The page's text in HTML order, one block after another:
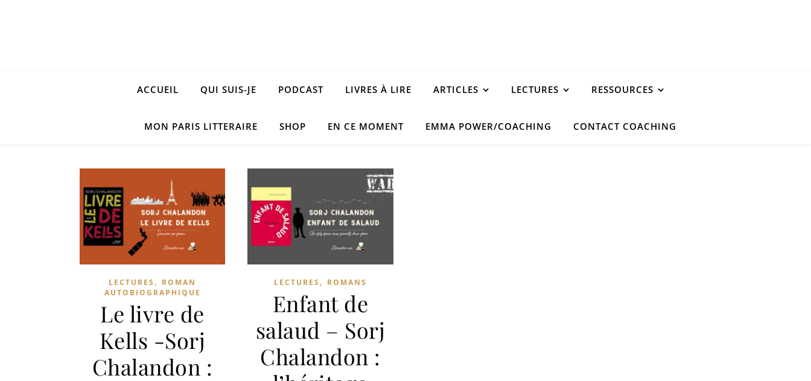
ACCUEIL QUI SUIS-JE PODCAST LIVRES À LIRE ARTICLES LECTURES RESSOURCES
MON PARIS LITTERAIRE SHOP EN CE MOMENT EMMA POWER/COACHING CONTACT COACHING
LECTURES , ROMAN
AUTOBIOGRAPHIQUE
Le livre de
Kells -Sorj
Chalandon :
LECTURES , ROMANS
Enfant de
salaud – Sorj
Chalandon :